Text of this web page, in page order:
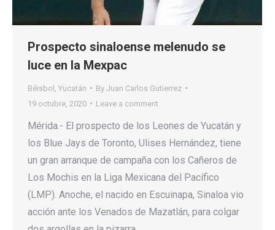
Prospecto sinaloense melenudo se
luce en la Mexpac
Béisbol Yucatán By Juan Carlos Gutierrez
19 octubre, 2020
Leave a comment
Mérida.- El prospecto de los Leones de Yucatán y
los Blue Jays de Toronto, Ulises Hernández, tiene
un gran arranque de campaña con los Cañeros de
Los Mochis en la Liga Mexicana del Pacífico
(LMP). Anoche, el nacido en Escuinapa, Sinaloa vio
acción ante los Venados de Mazatlán, para colgar